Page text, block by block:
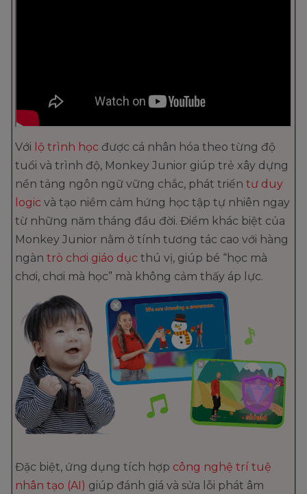
Với lộ trình học được cá nhân hóa theo từng độ
tuổi và trình độ, Monkey Junior giúp trẻ xây dựng
nền tảng ngôn ngữ vững chắc, phát triển tư duy
logic và tạo niềm cảm hứng học tập tự nhiên ngay
từ những năm tháng đầu đời. Điểm khác biệt của
Monkey Junior nằm ở tính tương tác cao với hàng
ngàn trò chơi giáo dục thú vị, giúp bé “học mà
chơi, chơi mà học” mà không cảm thấy áp lực.
Đặc biệt, ứng dụng tích hợp công nghệ trí tuệ
nhân tạo (AI) giúp đánh giá và sửa lỗi phát âm